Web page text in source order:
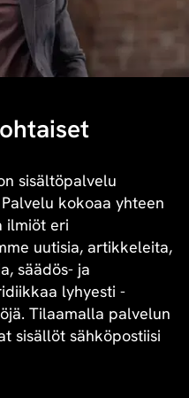
sisältöpalvelu
kokoaa yhteen
ilmiöt eri
uutisia, artikkeleita,
säädös- ja
lyhyesti -
Tilaamalla palvelun
sisällöt sähköpostiisi